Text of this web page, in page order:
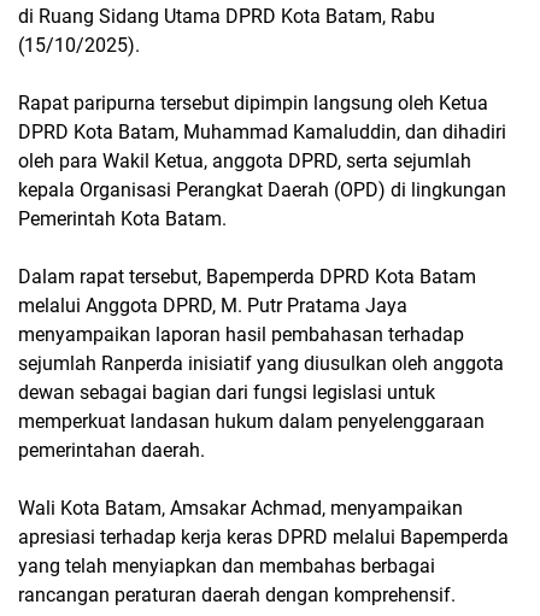
di Ruang Sidang Utama DPRD Kota Batam, Rabu
(15/10/2025).
Rapat paripurna tersebut dipimpin langsung oleh Ketua
DPRD Kota Batam, Muhammad Kamaluddin, dan dihadiri
oleh para Wakil Ketua, anggota DPRD, serta sejumlah
kepala Organisasi Perangkat Daerah (OPD) di lingkungan
Pemerintah Kota Batam.
Dalam rapat tersebut, Bapemperda DPRD Kota Batam
melalui Anggota DPRD, M. Putr Pratama Jaya
menyampaikan laporan hasil pembahasan terhadap
sejumlah Ranperda inisiatif yang diusulkan oleh anggota
dewan sebagai bagian dari fungsi legislasi untuk
memperkuat landasan hukum dalam penyelenggaraan
pemerintahan daerah.
Wali Kota Batam, Amsakar Achmad, menyampaikan
apresiasi terhadap kerja keras DPRD melalui Bapemperda
yang telah menyiapkan dan membahas berbagai
rancangan peraturan daerah dengan komprehensif.